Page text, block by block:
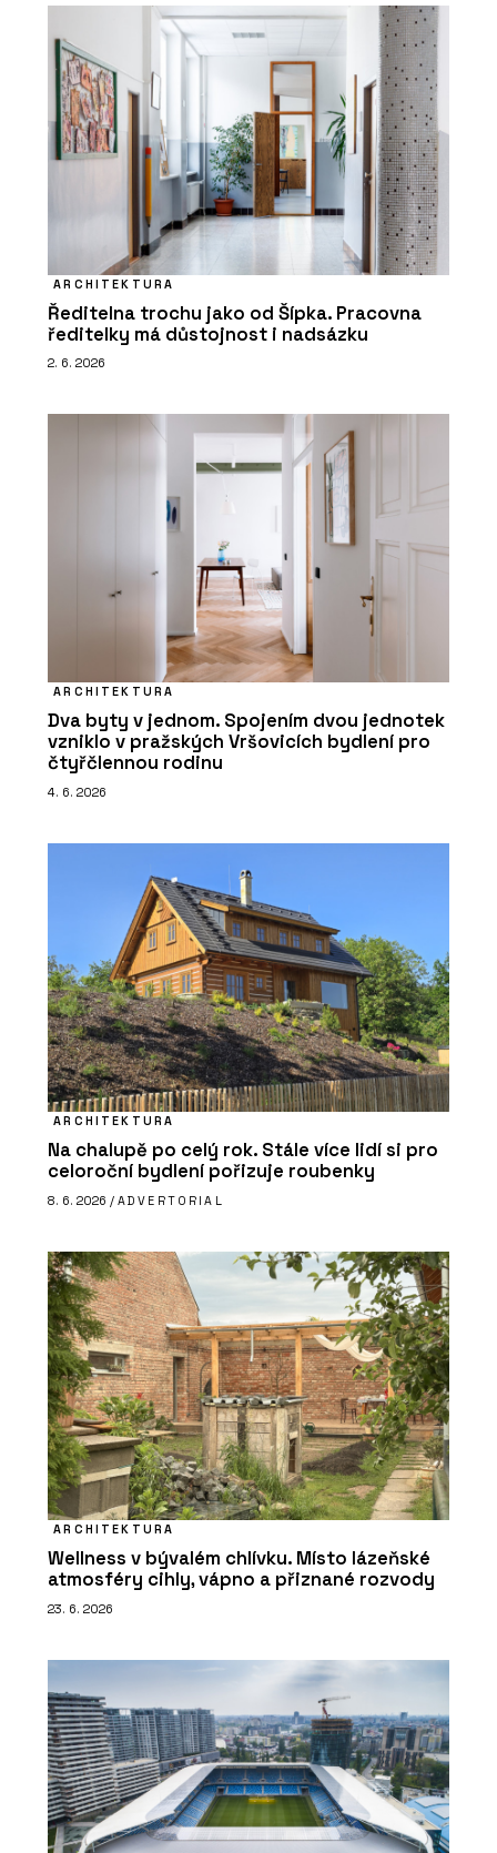
ARCHITEKTURA
Ředitelna trochu jako od Šípka. Pracovna
ředitelky má důstojnost i nadsázku
2. 6. 2026
ARCHITEKTURA
Dva byty v jednom. Spojením dvou jednotek
vzniklo v pražských Vršovicích bydlení pro
čtyřčlennou rodinu
4. 6. 2026
ARCHITEKTURA
Na chalupě po celý rok. Stále více lidí si pro
celoroční bydlení pořizuje roubenky
8. 6. 2026 / ADVERTORIAL
ARCHITEKTURA
Wellness v bývalém chlívku. Místo lázeňské
atmosféry cihly, vápno a přiznané rozvody
23. 6. 2026